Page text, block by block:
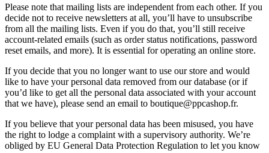
Please note that mailing lists are independent from each other. If you
decide not to receive newsletters at all, you’ll have to unsubscribe
from all the mailing lists. Even if you do that, you’ll still receive
account-related emails (such as order status notifications, password
reset emails, and more). It is essential for operating an online store.
If you decide that you no longer want to use our store and would
like to have your personal data removed from our database (or if
you’d like to get all the personal data associated with your account
that we have), please send an email to boutique@ppcashop.fr.
If you believe that your personal data has been misused, you have
the right to lodge a complaint with a supervisory authority. We’re
obliged by EU General Data Protection Regulation to let you know